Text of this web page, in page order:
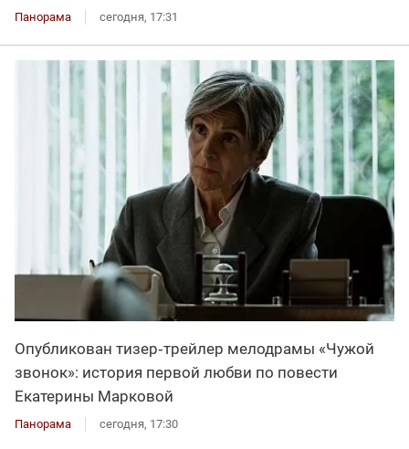
Панорама сегодня, 17:31
Опубликован тизер‑трейлер мелодрамы «Чужой
звонок»: история первой любви по повести
Екатерины Марковой
Панорама сегодня, 17:30